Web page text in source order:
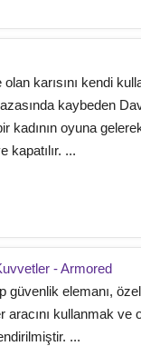
karısını kendi
kaybeden
kadının oyuna
kapatılır. ...
- Armored
güvenlik elemanı,
aracını kullanmak ve
...